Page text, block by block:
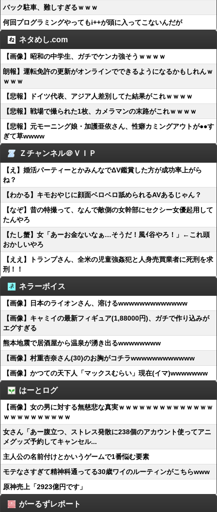
バック駐車、難しすぎるｗｗｗ
何回プログラミングやってもi++が頭に入ってこないんだが
ネタめし.com
【画像】昭和の中学生、ガチでケンカ強そうｗｗｗｗ
朗報】運転免許の更新がオンラインでできるようになるかもしれんｗ
ｗｗｗ
【悲報】ドイツ代表、アジア人差別してた結果がこれｗｗｗｗ
【悲報】戦場で撮られた1枚、カメラマンの末路がこれｗｗｗｗ
【悲報】元モーニング娘・加護亜依さん、性癖カミングアウトが●●す
ぎて草wwww
Ｚチャンネル＠ＶＩＰ
【え】婚活パーティーとかみんなでΔV鑑賞した方が成功率上がら
ね？
【わかる】キモおやじに顔面ベロベロ舐められるAVあるじゃん？
【なぞ】昔の特撮って、なんで敵側の女幹部にセクシー女優起用して
たんやろ
【たし蟹】女「あーお金ないなぁ…そうだ！風ｲ谷やろ！」←これ頭
おかしいやろ
【ええ】トランプさん、全米の児童強姦犯と人身売買業者に死刑を求
刑！！
ネラーボイス
【画像】日本のライオンさん、溶けるwwwwwwwwwwwww
【画像】キャミイの最新フィギュア(1,88000円)、ガチで作り込みが
エグすぎる
熊本地震で居酒屋から温泉が湧き出るwwwwwwww
【画像】村重杏奈さん(30)のお胸がコチラwwwwwwwwwwww
【画像】かつての天下人「マックスむらい」現在(イマ)wwwwwww
はーとログ
【画像】女の男に対する無慈悲な真実ｗｗｗｗｗｗｗｗｗｗｗｗｗｗ
ｗｗｗｗｗｗｗｗｗｗ
女さん「あー腹立つ、ストレス発散に238個のアカウント使ってアニ
メグッズ予約してキャンセル...
主人公の名前付けとかいうゲームで1番悩む要素
モテなさすぎて精神科通ってる30歳ワイのルーティンがこちらwww
原神売上「2923億円です」
がーるずレポート